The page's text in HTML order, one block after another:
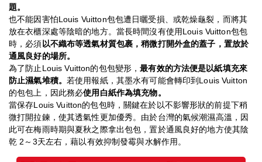
題。
也不能因害怕Louis Vuitton包包遭日曬受損、或乾燥龜裂，而將其
放在衣櫃深處等陰暗的地方。當長時間沒有使用Louis Vuitton包包
時，必須 以不織布等透氣材質包裹，稍微打開外盒的蓋子，置放於
通風良好的場所。
為了防止Louis Vuitton的包包變形，最有效的方法便是以紙填充來
防止濕氣堆積。 若使用報紙，其墨水有可能會轉印到Louis Vuitton
的包包上，因此務必使用白紙作為填充物。
當保存Louis Vuitton的包包時，關鍵在於以不影響形狀的前提下稍
微打開拉鍊，使其透氣性更加優秀。由於台灣的氣候潮濕高溫，因
此可在梅雨時期與夏秋之際拿出包包，置於通風良好的地方使其陰
乾 2～3天左右，藉以有效抑制發霉與水解作用。